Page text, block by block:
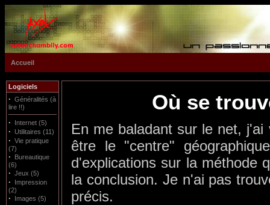
Accueil
Logiciels
· Généralités (à
lire !!)
· Internet (5)
· Utilitaires (11)
· Vie pratique
(7)
·
Bureautique
(6)
· Jeux (5)
·
Impression
(2)
· Images (5)
Où se
En me baladant sur le net,
être le "centre"
d'explications sur la méthode
la conclusion. Je n'ai pas
précis.